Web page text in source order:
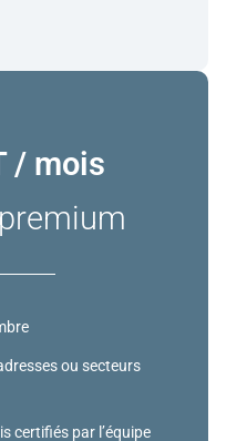
/ mois
ou secteurs
certifiés par l’équipe